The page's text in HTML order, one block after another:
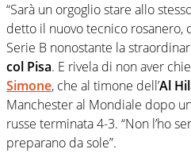
“Sarà un orgoglio stare allo
detto il nuovo tecnico rosanero,
Serie B nonostante la
col Pisa. E rivela di non aver
Simone, che al timone dell’Al
Manchester al Mondiale dopo
russe terminata 4-3. “Non l’ho
preparano da sole”.